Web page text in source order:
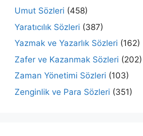
Umut Sözleri (458)
Yaratıcılık Sözleri (387)
Yazmak ve Yazarlık Sözleri (162)
Zafer ve Kazanmak Sözleri (202)
Zaman Yönetimi Sözleri (103)
Zenginlik ve Para Sözleri (351)